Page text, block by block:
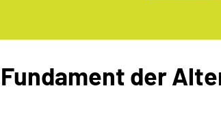
der